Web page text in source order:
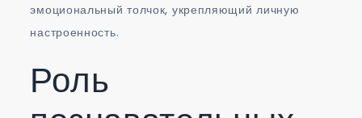
эмоциональный толчок, укрепляющий личную
настроенность.
Роль